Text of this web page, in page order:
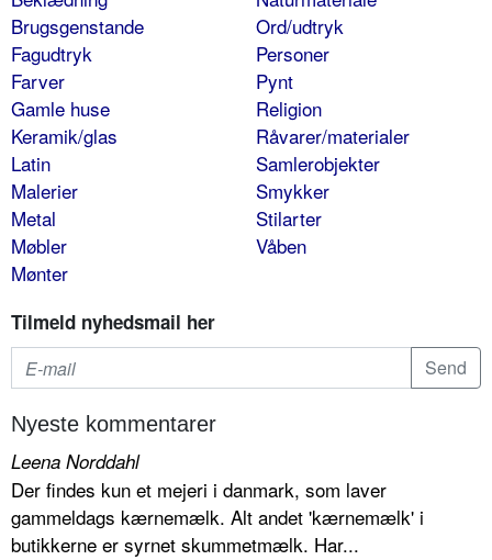
Brugsgenstande
Fagudtryk
Farver
Gamle huse
Keramik/glas
Latin
Malerier
Metal
Møbler
Mønter
Ord/udtryk
Personer
Pynt
Religion
Råvarer/materialer
Samlerobjekter
Smykker
Stilarter
Våben
Tilmeld nyhedsmail her
Nyeste kommentarer
Leena Norddahl
Der findes kun et mejeri i danmark, som laver
gammeldags kærnemælk. Alt andet 'kærnemælk' i
butikkerne er syrnet skummetmælk. Har...